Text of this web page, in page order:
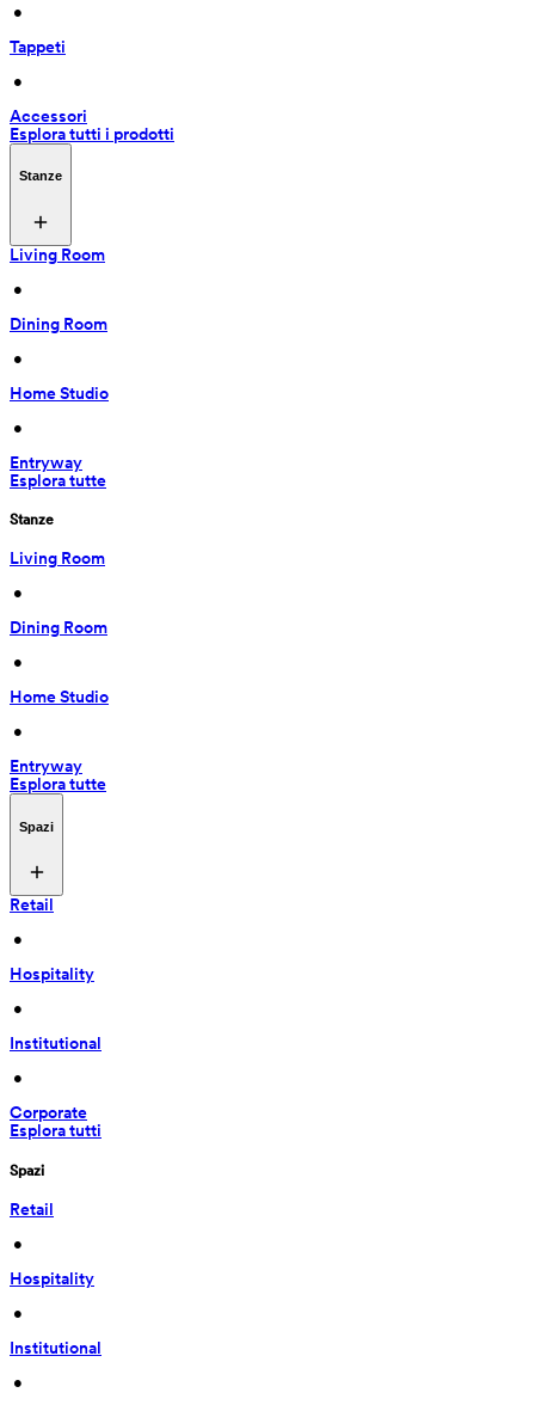
•
Tappeti
•
Accessori
Esplora tutti i prodotti
Stanze
Living Room
•
Dining Room
•
Home Studio
•
Entryway
Esplora tutte
Stanze
Living Room
•
Dining Room
•
Home Studio
•
Entryway
Esplora tutte
Spazi
Retail
•
Hospitality
•
Institutional
•
Corporate
Esplora tutti
Spazi
Retail
•
Hospitality
•
Institutional
•